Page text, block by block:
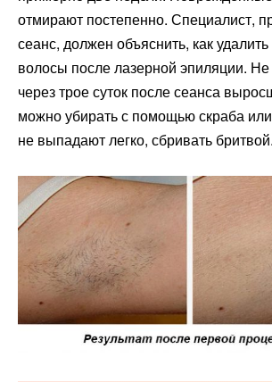
отмирают постепенно. Специалист,
сеанс, должен объяснить, как
волосы после лазерной эпиляции.
через трое суток после сеанса
можно убирать с помощью скраба
не выпадают легко, сбривать бритвой.